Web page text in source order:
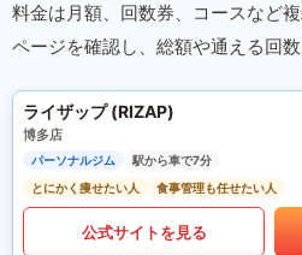
料金は月額、回数券、コースなど
ページを確認し、総額や通える回
ライザップ (RIZAP)
博多店
パーソナルジム
駅から車で7分
とにかく痩せたい人
食事管理も任せたい人
公式サイトを見る